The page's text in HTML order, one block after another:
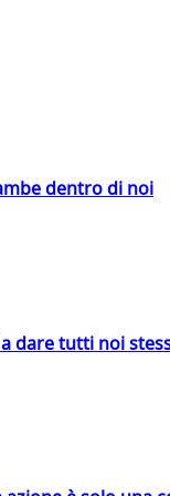
dentro di noi
dare tutti noi